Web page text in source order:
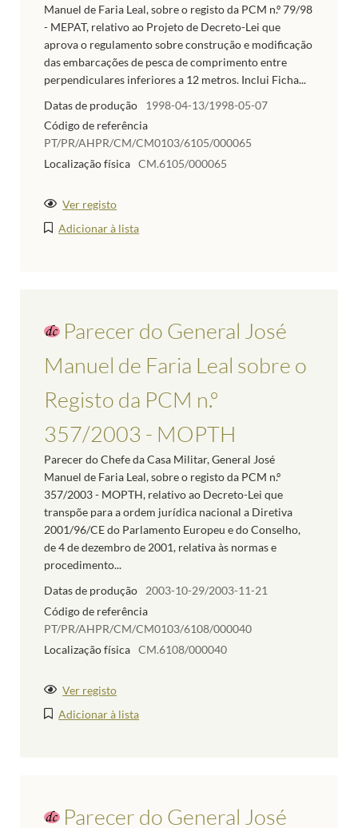
Manuel de Faria Leal, sobre o registo da PCM n.º 79/98
- MEPAT, relativo ao Projeto de Decreto-Lei que
aprova o regulamento sobre construção e modificação
das embarcações de pesca de comprimento entre
perpendiculares inferiores a 12 metros. Inclui Ficha...
Datas de produção
1998-04-13/1998-05-07
Código de referência
PT/PR/AHPR/CM/CM0103/6105/000065
Localização física CM.6105/000065
Ver registo
Adicionar à lista
Parecer do General José
Manuel de Faria Leal sobre o
Registo da PCM n.º
357/2003 - MOPTH
Parecer do Chefe da Casa Militar, General José
Manuel de Faria Leal, sobre o registo da PCM n.º
357/2003 - MOPTH, relativo ao Decreto-Lei que
transpõe para a ordem jurídica nacional a Diretiva
2001/96/CE do Parlamento Europeu e do Conselho,
de 4 de dezembro de 2001, relativa às normas e
procedimento...
Datas de produção
2003-10-29/2003-11-21
Código de referência
PT/PR/AHPR/CM/CM0103/6108/000040
Localização física CM.6108/000040
Ver registo
Adicionar à lista
Parecer do General José